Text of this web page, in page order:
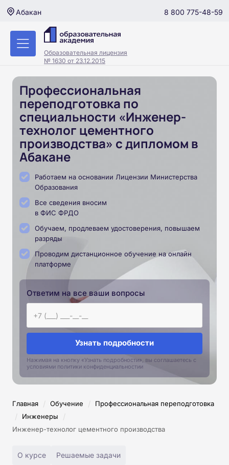
Абакан 8 800 775-48-59
Образовательная лицензия
№ 1630 от 23.12.2015
Профессиональная
переподготовка по
специальности «Инженер-
технолог цементного
производства» с дипломом в
Абакане
Работаем на основании Лицензии Министерства
Образования
Все сведения вносим
в ФИС ФРДО
Обучаем, продлеваем удостоверения, повышаем
разряды
Проводим дистанционное обучение на онлайн
платформе
Ответим на все ваши вопросы
Узнать подробности
Нажимая на кнопку «Узнать подробности», вы соглашаетесь с
условиями политики конфиденциальностии
Главная / Обучение / Профессиональная переподготовка
/ Инженеры /
Инженер-технолог цементного производства
О курсе Решаемые задачи